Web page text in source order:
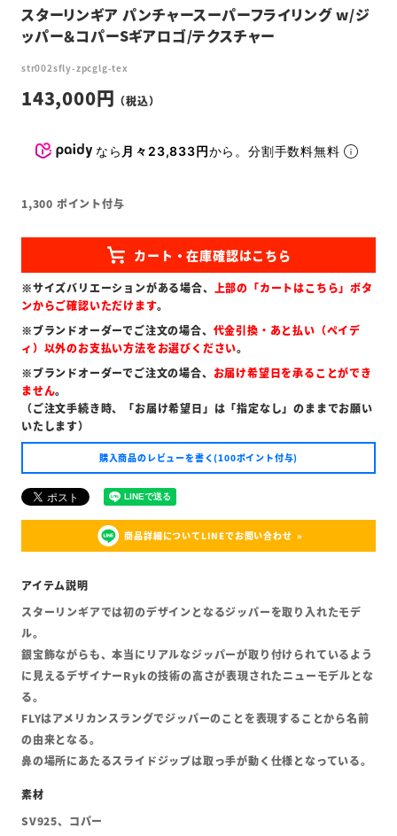
スターリンギア パンチャースーパーフライリング w/ジ
ッパー＆コパーSギアロゴ/テクスチャー
str002sfly-zpcglg-tex
143,000
なら 月々23,833円から。分割手数料無料
1,300 ポイント付与
※サイズバリエーションがある場合、 上部の「カートはこちら」ボタ
ンからご確認いただけます。
※ブランドオーダーでご注文の場合、 代金引換・あと払い（ペイデ
ィ）以外のお支払い方法をお選びください。
※ブランドオーダーでご注文の場合、 お届け希望日を承ることができ
ません。
（ご注文手続き時、「お届け希望日」は「指定なし」のままでお願い
いたします）
購入商品のレビューを書く(100ポイント付与)
商品詳細についてLINEでお問い合わせ
スターリンギアでは初のデザインとなるジッパーを取り入れたモデ
ル。
銀宝飾ながらも、本当にリアルなジッパーが取り付けられているよう
に見えるデザイナーRykの技術の高さが表現されたニューモデルとな
る。
FLYはアメリカンスラングでジッパーのことを表現することから名前
の由来となる。
鼻の場所にあたるスライドジップは取っ手が動く仕様となっている。
SV925、コパー